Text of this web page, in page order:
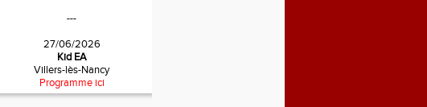
---
27/06/2026
Kid EA
Villers-lès-Nancy
Programme ici